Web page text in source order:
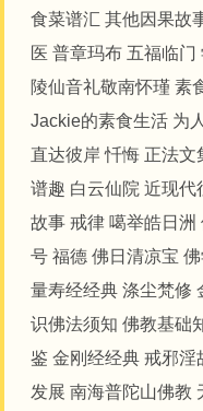
食菜谱汇 其他因果故
医 普章玛布 五福临门
陵仙音礼敬南怀瑾 素
Jackie的素食生活 为
直达彼岸 忏悔 正法文
谱趣 白云仙院 近现代
故事 戒律 噶举皓日洲
号 福德 佛日清凉宝
量寿经经典 涤尘梵修
识佛法须知 佛教基础
鉴 金刚经经典 戒邪淫
发展 南海普陀山佛教